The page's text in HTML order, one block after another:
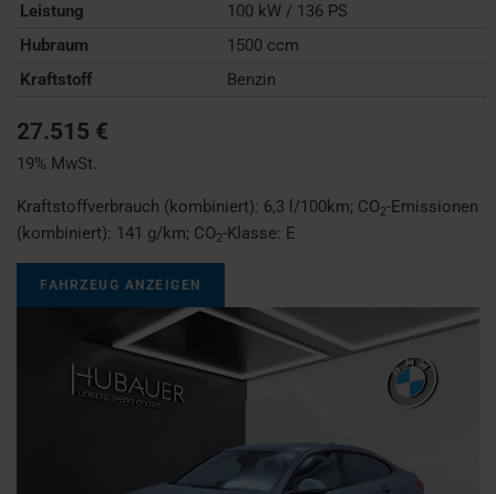
Leistung
100 kW / 136 PS
Hubraum
1500 ccm
Kraftstoff
Benzin
27.515 €
19% MwSt.
Kraftstoffverbrauch (kombiniert): 6,3 l/100km; CO2-Emissionen
(kombiniert): 141 g/km; CO2-Klasse: E
FAHRZEUG ANZEIGEN